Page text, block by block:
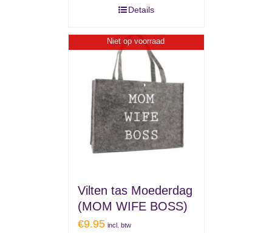
Details
Niet op voorraad
Vilten tas Moederdag
(MOM WIFE BOSS)
€9.95 incl. btw